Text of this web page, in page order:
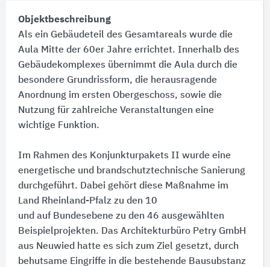
Objektbeschreibung
Als ein Gebäudeteil des Gesamtareals wurde die
Aula Mitte der 60er Jahre errichtet. Innerhalb des
Gebäudekomplexes übernimmt die Aula durch die
besondere Grundrissform, die herausragende
Anordnung im ersten Obergeschoss, sowie die
Nutzung für zahlreiche Veranstaltungen eine
wichtige Funktion.
Im Rahmen des Konjunkturpakets II wurde eine
energetische und brandschutztechnische Sanierung
durchgeführt. Dabei gehört diese Maßnahme im
Land Rheinland-Pfalz zu den 10
und auf Bundesebene zu den 46 ausgewählten
Beispielprojekten. Das Architekturbüro Petry GmbH
aus Neuwied hatte es sich zum Ziel gesetzt, durch
behutsame Eingriffe in die bestehende Bausubstanz